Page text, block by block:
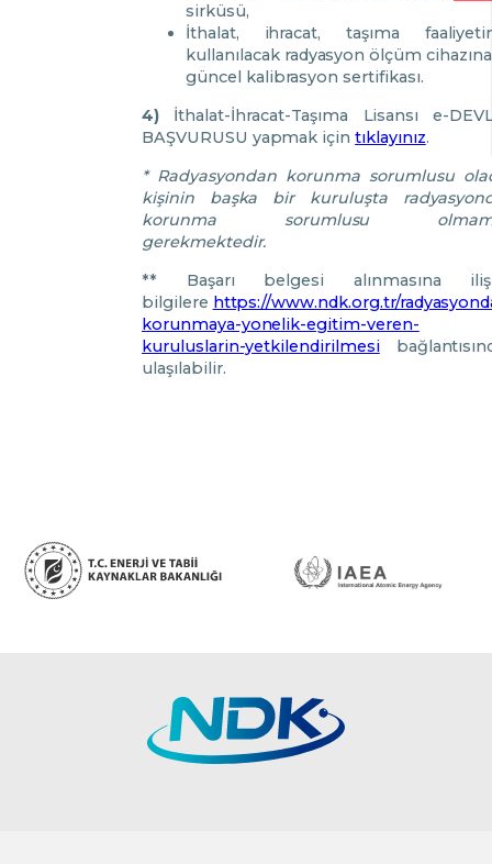
sirküsü,
İthalat, ihracat, taşıma
kullanılacak radyasyon ölçüm
güncel kalibrasyon sertifikası.
4)İthalat-İhracat-Taşıma Lisansı e-
BAŞVURUSU yapmak içintıklayınız.
* Radyasyondan korunma sorumlusu
kişinin başka bir kuruluşta
korunma sorumlusu
gerekmektedir.
** Başarı belgesi alınmasına
bilgilere https://www.ndk.org.tr/
korunmaya-yonelik-egitim-veren-
kuruluslarin-yetkilendirilmesi
ulaşılabilir.